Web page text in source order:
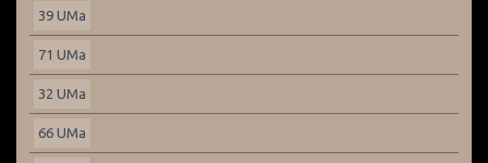
39 UMa
71 UMa
32 UMa
66 UMa